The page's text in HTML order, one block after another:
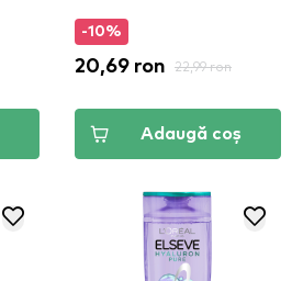
-10%
20,69 ron 22,99 ron
Adaugă coș